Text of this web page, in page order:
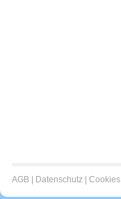
AGB Datenschutz Cookies